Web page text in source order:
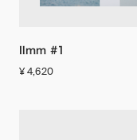
Ilmm #1
¥ 4,620